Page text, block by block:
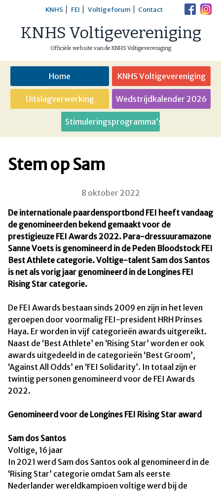
content
KNHS FEI Voltigeforum Contact
KNHS Voltigevereniging
Officiële website van de KNHS Voltigevereniging
Home KNHS Voltigevereniging
Uitslagverwerking Wedstrijdkalender 2026
Stimuleringsprogramma’s
Stem op Sam
8 oktober 2022
De internationale paardensportbond FEI heeft vandaag
de genomineerden bekend gemaakt voor de
prestigieuze FEI Awards 2022. Para-dressuuramazone
Sanne Voets is genomineerd in de Peden Bloodstock FEI
Best Athlete categorie. Voltige-talent Sam dos Santos
is net als vorig jaar genomineerd in de Longines FEI
Rising Star categorie.
De FEI Awards bestaan sinds 2009 en zijn in het leven
geroepen door voormalig FEI-president HRH Prinses
Haya. Er worden in vijf categorieën awards uitgereikt.
Naast de ‘Best Athlete’ en ‘Rising Star’ worden er ook
awards uitgedeeld in de categorieën ‘Best Groom’,
‘Against All Odds’ en ‘FEI Solidarity’. In totaal zijn er
twintig personen genomineerd voor de FEI Awards
2022.
Genomineerd voor de Longines FEI Rising Star award
Sam dos Santos
Voltige, 16 jaar
In 2021 werd Sam dos Santos ook al genomineerd in de
‘Rising Star’ categorie omdat Sam als eerste
Nederlander wereldkampioen voltige werd bij de